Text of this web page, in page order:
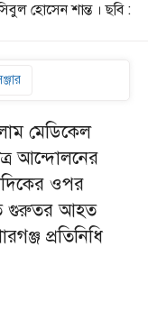
হোসেন শান্ত । ছবি :
মেডিকেল
আন্দোলনের
ওপর
গুরুতর আহত
প্রতিনিধি